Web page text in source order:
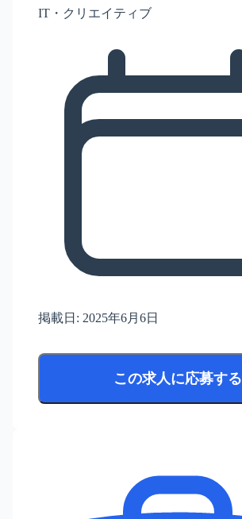
IT・クリエイティブ
掲載日: 2025年6月6日
この求人に応募する